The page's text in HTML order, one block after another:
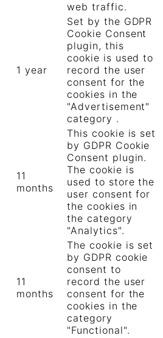
web traffic.
1 year
Set by the GDPR
Cookie Consent
plugin, this
cookie is used to
record the user
consent for the
cookies in the
"Advertisement"
category .
11
months
This cookie is set
by GDPR Cookie
Consent plugin.
The cookie is
used to store the
user consent for
the cookies in
the category
"Analytics".
11
months
The cookie is set
by GDPR cookie
consent to
record the user
consent for the
cookies in the
category
"Functional".